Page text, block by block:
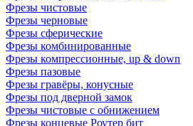
Фрезы чистовые
Фрезы черновые
Фрезы сферические
Фрезы комбинированные
Фрезы компрессионные, up & down
Фрезы пазовые
Фрезы гравёры, конусные
Фрезы под дверной замок
Фрезы чистовые с обнижением
Фрезы концевые Роутер бит